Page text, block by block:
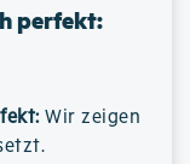
perfekt:
: Wir zeigen